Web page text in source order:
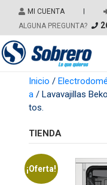
MI CUENTA |
ALGUNA PREGUNTA?
Salir del contenido
Main
Inicio /
a / Lavavajillas
tos.
TIENDA
¡Oferta!